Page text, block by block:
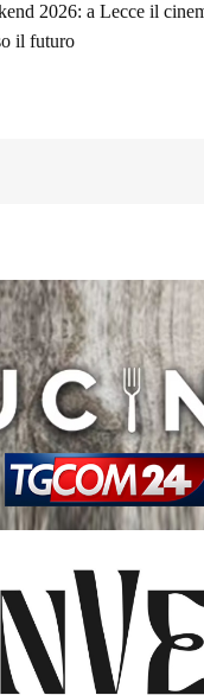
2026: a Lecce il
il futuro